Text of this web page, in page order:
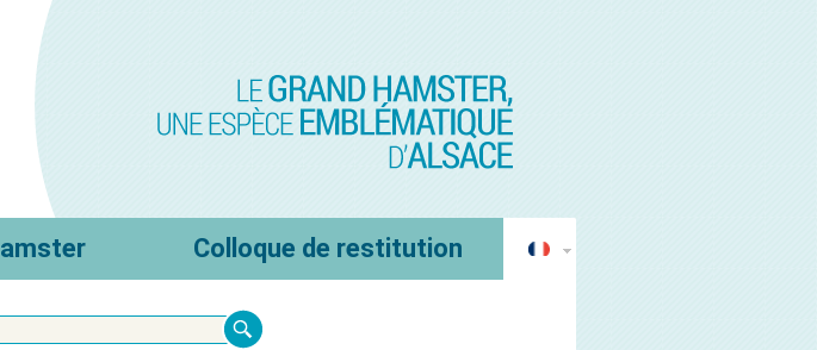
Colloque de restitution